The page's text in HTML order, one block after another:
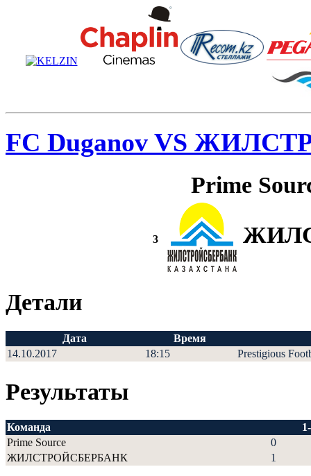
FC Duganov VS
Prime
3
Детали
Дата
Время
14.10.2017
18:15 Prestigious
Результаты
Команда
Prime Source
0
ЖИЛСТРОЙСБЕРБАНК
1